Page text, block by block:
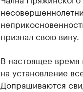
признал свою вину.
В настоящее время
на установление
Допрашиваются